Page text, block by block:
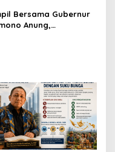
Bersama Gubernur
Anung,